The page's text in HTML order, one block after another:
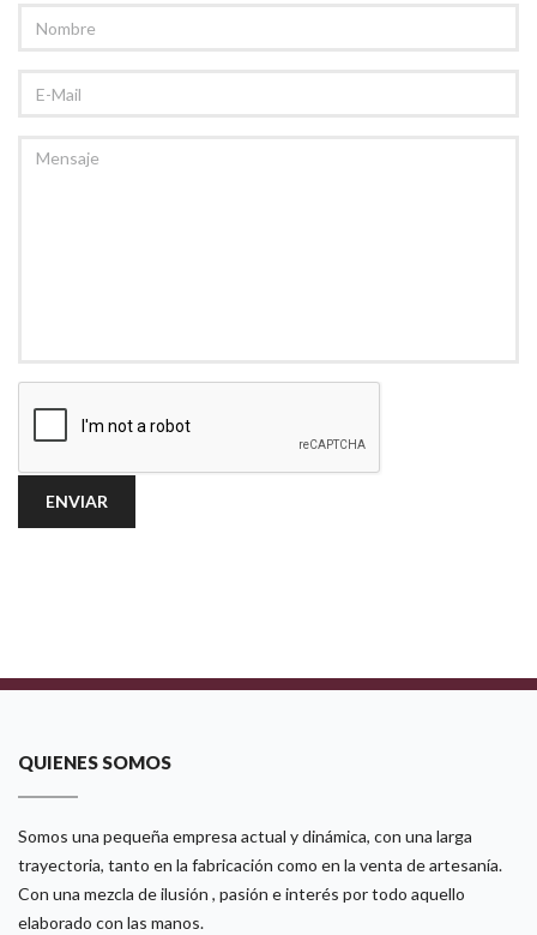
QUIENES SOMOS
Somos una pequeña empresa actual y dinámica, con una larga
trayectoria, tanto en la fabricación como en la venta de artesanía.
Con una mezcla de ilusión , pasión e interés por todo aquello
elaborado con las manos.